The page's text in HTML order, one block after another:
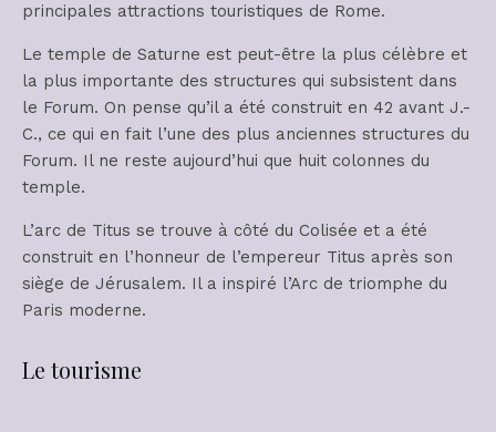
principales attractions touristiques de Rome.
Le temple de Saturne est peut-être la plus célèbre et
la plus importante des structures qui subsistent dans
le Forum. On pense qu’il a été construit en 42 avant J.-
C., ce qui en fait l’une des plus anciennes structures du
Forum. Il ne reste aujourd’hui que huit colonnes du
temple.
L’arc de Titus se trouve à côté du Colisée et a été
construit en l’honneur de l’empereur Titus après son
siège de Jérusalem. Il a inspiré l’Arc de triomphe du
Paris moderne.
Le tourisme